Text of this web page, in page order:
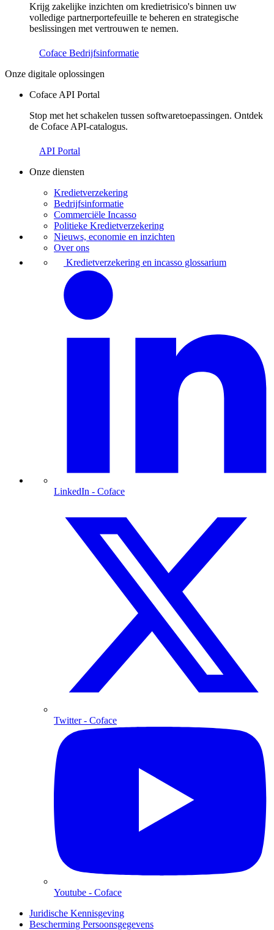
Krijg zakelijke inzichten om kredietrisico's binnen uw
volledige partnerportefeuille te beheren en strategische
beslissingen met vertrouwen te nemen.
Coface Bedrijfsinformatie
Onze digitale oplossingen
Coface API Portal
Stop met het schakelen tussen softwaretoepassingen. Ontdek
de Coface API-catalogus.
API Portal
Onze diensten
Kredietverzekering
Bedrijfsinformatie
Commerciële Incasso
Politieke Kredietverzekering
Nieuws, economie en inzichten
Over ons
Kredietverzekering en incasso glossarium
LinkedIn - Coface
Twitter- Coface
Youtube - Coface
Juridische Kennisgeving
Bescherming Persoonsgegevens